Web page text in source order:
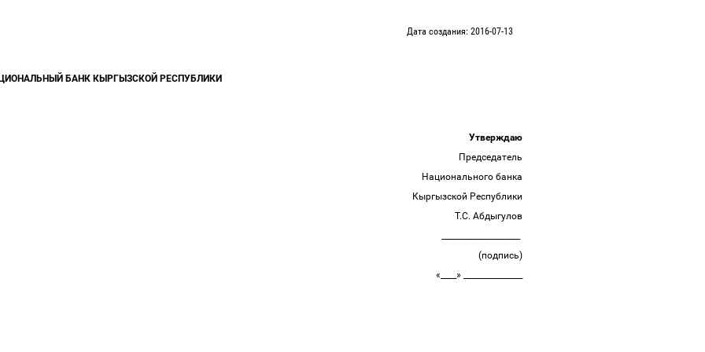
Дата создания: 2016-07-13
БАНК КЫРГЫЗСКОЙ РЕСПУБЛИКИ
Утверждаю
Председатель
Национального банка
Кыргызской Республики
Т.С. Абдыгулов
(подпись)
«____» _______________